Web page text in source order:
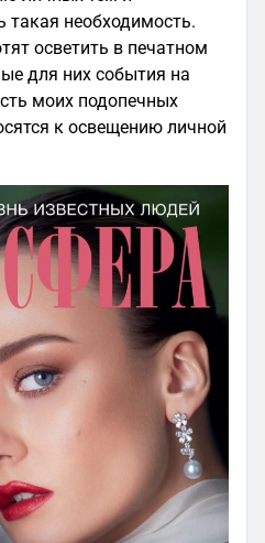
такая необходимость.
осветить в печатном
для них события на
моих подопечных
к освещению личной